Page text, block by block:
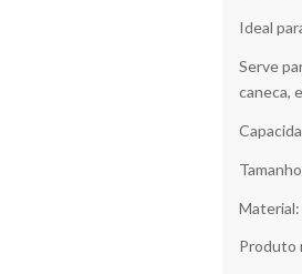
Ideal
Serve
caneca,
Material:
Produto